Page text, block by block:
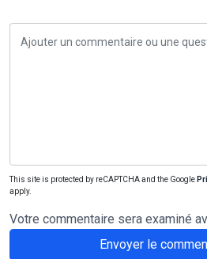
This site is protected by reCAPTCHA and the Google
apply.
Votre commentaire sera examiné
Envoyer le